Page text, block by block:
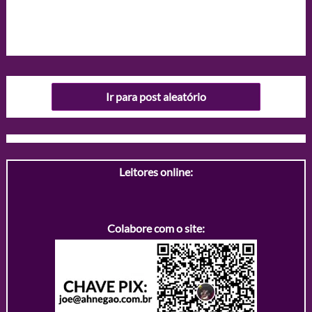
Ir para post aleatório
Leitores online:
Colabore com o site: